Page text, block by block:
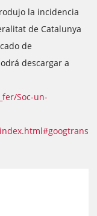
la incidencia
de Catalunya
de
descargar a
Soc-un-